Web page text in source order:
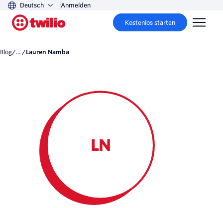
Deutsch Anmelden
Kostenlos starten
Blog/... / Lauren Namba
LN